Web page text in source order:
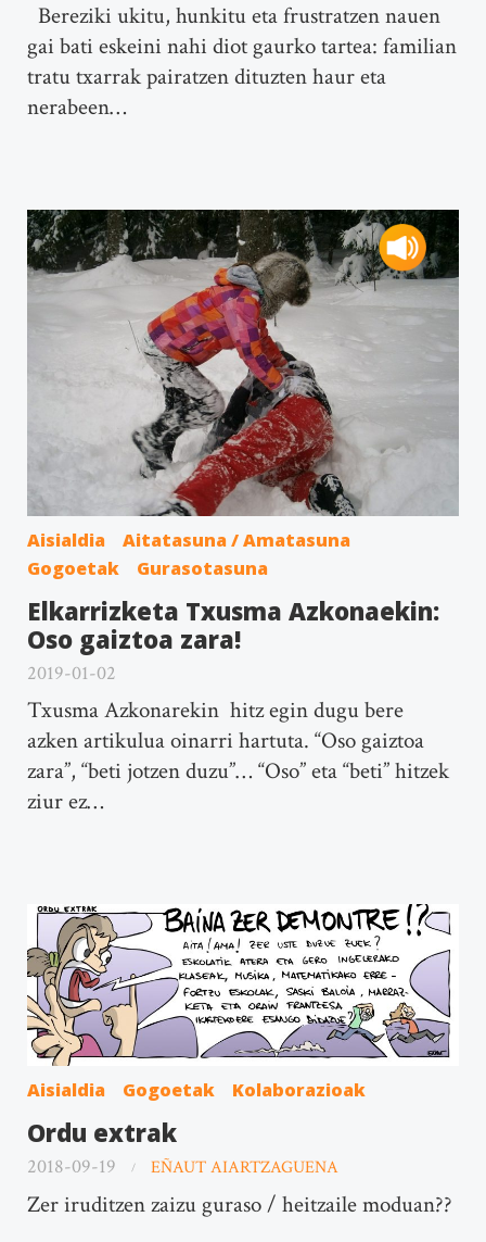
Bereziki ukitu, hunkitu eta frustratzen nauen
gai bati eskeini nahi diot gaurko tartea: familian
tratu txarrak pairatzen dituzten haur eta
nerabeen…
Aisialdia
Aitatasuna / Amatasuna
Gogoetak
Gurasotasuna
Elkarrizketa Txusma Azkonaekin:
Oso gaiztoa zara!
2019-01-02
Txusma Azkonarekin hitz egin dugu bere
azken artikulua oinarri hartuta. “Oso gaiztoa
zara”, “beti jotzen duzu”… “Oso” eta “beti” hitzek
ziur ez…
Aisialdia Gogoetak Kolaborazioak
Ordu extrak
2018-09-19 EÑAUT AIARTZAGUENA
Zer iruditzen zaizu guraso / heitzaile moduan??